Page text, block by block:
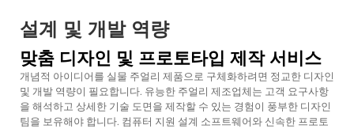
설계 및 개발 역량
맞춤 디자인 및 프로토타입 제작 서비스
개념적 아이디어를 실물 주얼리 제품으로 구체화하려면 정교한 디자인
및 개발 역량이 필요합니다. 유능한 주얼리 제조업체는 고객 요구사항
을 해석하고 상세한 기술 도면을 제작할 수 있는 경험이 풍부한 디자인
팀을 보유해야 합니다. 컴퓨터 지원 설계 소프트웨어와 신속한 프로토